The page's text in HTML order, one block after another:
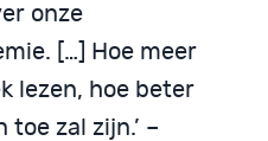
onze
[…] Hoe meer
lezen, hoe beter
toe zal zijn.’ –